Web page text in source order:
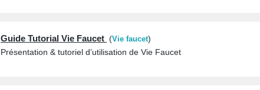
Guide Tutorial Vie Faucet (Vie faucet)
Présentation & tutoriel d’utilisation de Vie Faucet